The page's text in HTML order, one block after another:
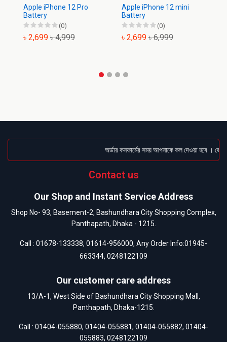
Apple iPhone 12 Pro
Battery
(0)
৳ 2,699 ৳ 4,999
Apple iPhone 12 mini
Battery
(0)
৳ 2,699 ৳ 6,999
অর্ডার কনফার্মের সময় আপনাকে কল দেওয়া হবে ।
Contact us
Our Shop and Instant Service Address
Shop No- 93, Basement-2, Bashundhara City Shopping Complex,
Panthapath, Dhaka - 1215.
Call : 01678-133338, 01614-956000, Any Order Info:01945-
663344, 0248122109
Our customer care address
13/A-1, West Side of Bashundhara City Shopping Mall,
Panthapath, Dhaka-1215.
Call : 01404-055880, 01404-055881, 01404-055882, 01404-
055883, 0248122109